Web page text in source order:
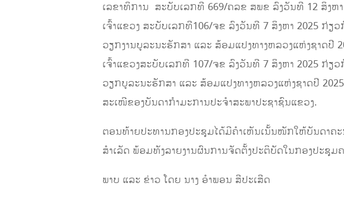
ເລຂາທິການ ສະບັບເລກທີ 669/ຄລຂ ສພຂ ລົງວັນທີ 12 ສິງຫ
ເຈົ້າແຂວງ ສະບັບເລກທີ106/ຈຂ ລົງວັນທີ 7 ສິງຫາ 2025 ກ່
ວຽກງານບູລະນະຮັກສາ ແລະ ສ້ອມແປງທາງຫລວງແຫ່ງຊາດປີ
ເຈົ້າແຂວງສະບັບເລກທີ 107/ຈຂ ລົງວັນທີ 7 ສິງຫາ 2025 ກ່ຽ
ວຽກບູລະນະຮັກສາ ແລະ ສ້ອມແປງທາງຫລວງແຫ່ງຊາດປີ
ສະເໜີຂອງບັນດາກໍາມະການປະຈໍາສະພາປະຊາຊົນແຂວງ.
ຕອນທ້າຍປະທານກອງປະຊຸມໄດ້ມີຄໍາເຫັນເນັ້ນໜັກໃຫ້ບັນດາຄະ
ສຳເລັດ ພ້ອມທັງລາຍງານຜົນການຈັດຕັ້ງປະຕິບັດໃນກອງປະຊຸມ
ພາບ ແລະ ຂ່າວ ໂດຍ ນາງ ອໍາພອນ ສີປະເສີດ